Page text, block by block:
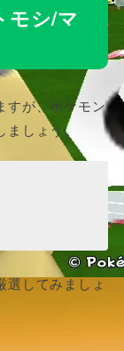
モシ/マ
すが、ポケモン
しょう。
選してみましょ